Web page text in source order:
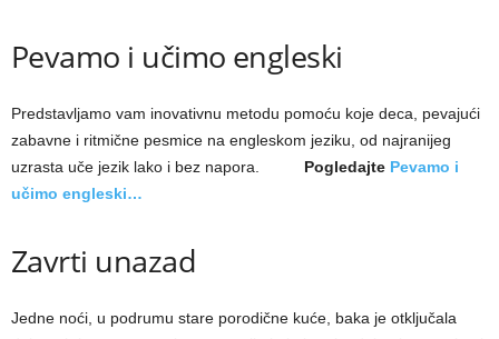
Pevamo i učimo engleski
Predstavljamo vam inovativnu metodu pomoću koje deca, pevajući
zabavne i ritmične pesmice na engleskom jeziku, od najranijeg
uzrasta uče jezik lako i bez napora. Pogledajte Pevamo i
učimo engleski…
Zavrti unazad
Jedne noći, u podrumu stare porodične kuće, baka je otključala